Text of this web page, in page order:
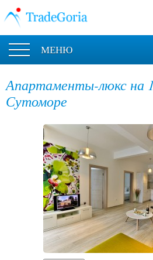
МЕНЮ
Апартаменты-люкс на
Сутоморе